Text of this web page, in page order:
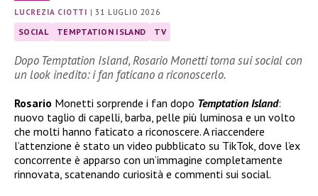
LUCREZIA CIOTTI |31 LUGLIO 2026
SOCIAL TEMPTATION ISLAND TV
Dopo Temptation Island, Rosario Monetti torna sui social con
un look inedito: i fan faticano a riconoscerlo.
Rosario Monetti sorprende i fan dopo Temptation Island:
nuovo taglio di capelli, barba, pelle più luminosa e un volto
che molti hanno faticato a riconoscere. A riaccendere
l’attenzione è stato un video pubblicato su TikTok, dove l’ex
concorrente è apparso con un’immagine completamente
rinnovata, scatenando curiosità e commenti sui social.